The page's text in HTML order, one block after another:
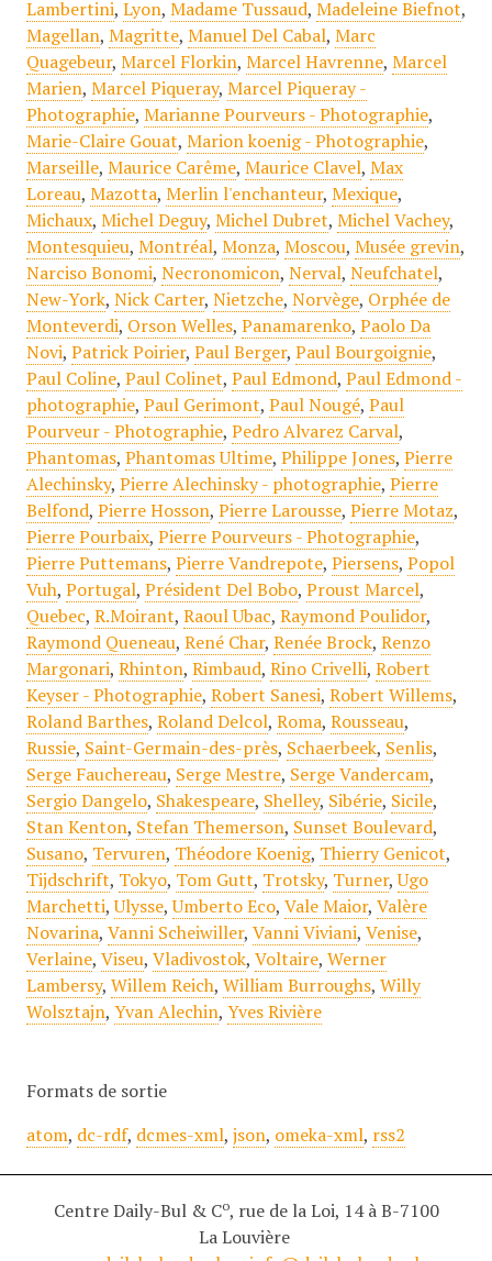
Lambertini, Lyon, Madame Tussaud, Madeleine Biefnot,
Magellan, Magritte, Manuel Del Cabal, Marc
Quagebeur, Marcel Florkin, Marcel Havrenne, Marcel
Marien, Marcel Piqueray, Marcel Piqueray -
Photographie, Marianne Pourveurs - Photographie,
Marie-Claire Gouat, Marion koenig - Photographie,
Marseille, Maurice Carême, Maurice Clavel, Max
Loreau, Mazotta, Merlin l'enchanteur, Mexique,
Michaux, Michel Deguy, Michel Dubret, Michel Vachey,
Montesquieu, Montréal, Monza, Moscou, Musée grevin,
Narciso Bonomi, Necronomicon, Nerval, Neufchatel,
New-York, Nick Carter, Nietzche, Norvège, Orphée de
Monteverdi, Orson Welles, Panamarenko, Paolo Da
Novi, Patrick Poirier, Paul Berger, Paul Bourgoignie,
Paul Coline, Paul Colinet, Paul Edmond, Paul Edmond -
photographie, Paul Gerimont, Paul Nougé, Paul
Pourveur - Photographie, Pedro Alvarez Carval,
Phantomas, Phantomas Ultime, Philippe Jones, Pierre
Alechinsky, Pierre Alechinsky - photographie, Pierre
Belfond, Pierre Hosson, Pierre Larousse, Pierre Motaz,
Pierre Pourbaix, Pierre Pourveurs - Photographie,
Pierre Puttemans, Pierre Vandrepote, Piersens, Popol
Vuh, Portugal, Président Del Bobo, Proust Marcel,
Quebec, R.Moirant, Raoul Ubac, Raymond Poulidor,
Raymond Queneau, René Char, Renée Brock, Renzo
Margonari, Rhinton, Rimbaud, Rino Crivelli, Robert
Keyser - Photographie, Robert Sanesi, Robert Willems,
Roland Barthes, Roland Delcol, Roma, Rousseau,
Russie, Saint-Germain-des-près, Schaerbeek, Senlis,
Serge Fauchereau, Serge Mestre, Serge Vandercam,
Sergio Dangelo, Shakespeare, Shelley, Sibérie, Sicile,
Stan Kenton, Stefan Themerson, Sunset Boulevard,
Susano, Tervuren, Théodore Koenig, Thierry Genicot,
Tijdschrift, Tokyo, Tom Gutt, Trotsky, Turner,Ugo
Marchetti,Ulysse,Umberto Eco, Vale Maior, Valère
Novarina, Vanni Scheiwiller, Vanni Viviani, Venise,
Verlaine, Viseu, Vladivostok, Voltaire, Werner
Lambersy, Willem Reich, William Burroughs, Willy
Wolsztajn, Yvan Alechin, Yves Rivière
Formats de sortie
atom, dc-rdf, dcmes-xml, json, omeka-xml, rss2
Centre Daily-Bul & Co, rue de la Loi, 14 à B-7100
La Louvière